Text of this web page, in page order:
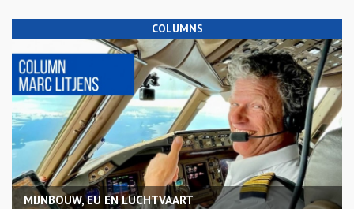
COLUMNS
MIJNBOUW, EU EN LUCHTVAART